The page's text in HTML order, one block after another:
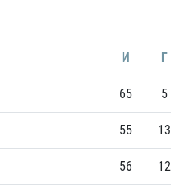
И Г
65 5
55 13
56 12